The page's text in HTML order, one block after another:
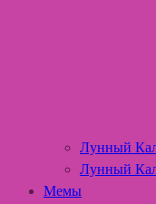
Лунный
Лунный
Мемы